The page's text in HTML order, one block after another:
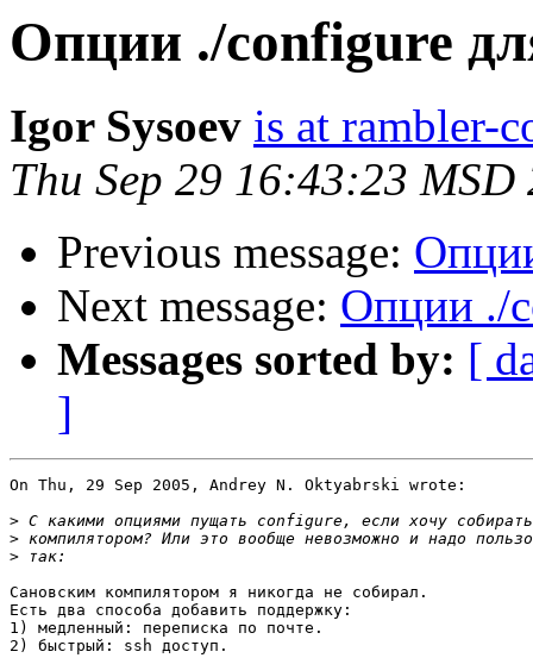
Опции ./configure
Igor Sysoev is at rambler-
Thu Sep 29 16:43:23 MSD
Previous message:
Next message: Опции ./
Messages sorted by: [
]
On Thu, 29 Sep 2005, Andrey N. Oktyabrski wrote:
>
>
>
Сановским компилятором я никогда не собирал.
Есть два способа добавить поддержку:
1) медленный: переписка по почте.
2) быстрый: ssh доступ.